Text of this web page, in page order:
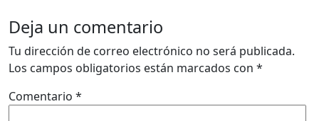
Deja un comentario
Tu dirección de correo electrónico no será publicada.
Los campos obligatorios están marcados con *
Comentario *